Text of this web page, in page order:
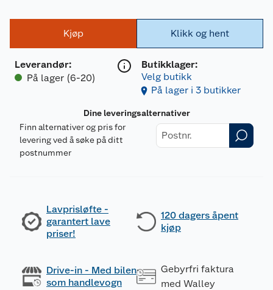
Kjøp
Leverandør:
På lager (6-20)
Klikk og hent
Butikklager:
Velg butikk
På lager i 3 butikker
Dine leveringsalternativer
Finn alternativer og pris for
levering ved å søke på ditt
postnummer
Lavprisløfte -
garantert lave
priser!
120 dagers åpent
kjøp
Drive-in - Med bilen
som handlevogn
Gebyrfri faktura
med Walley